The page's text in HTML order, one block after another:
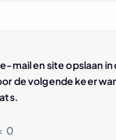
mail en site opslaan in
de volgende keer
0